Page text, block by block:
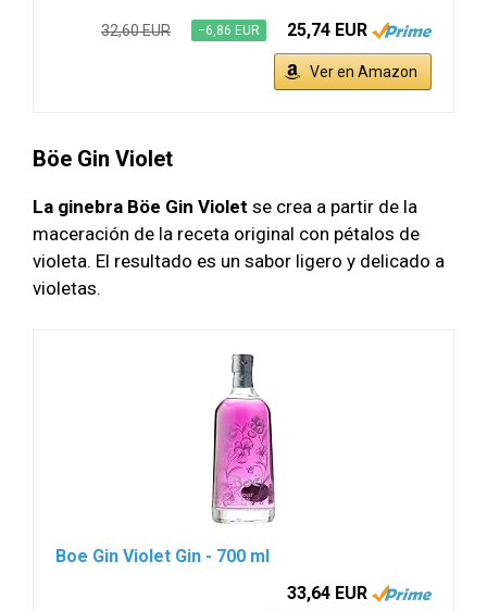
32,60 EUR −6,86 EUR 25,74 EUR
Ver en Amazon
Böe Gin Violet
La ginebra Böe Gin Violet se crea a partir de la
maceración de la receta original con pétalos de
violeta. El resultado es un sabor ligero y delicado a
violetas.
Boe Gin Violet Gin - 700 ml
33,64 EUR